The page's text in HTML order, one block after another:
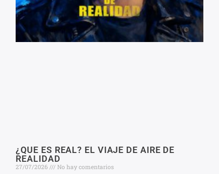
¿QUE ES REAL? EL VIAJE DE AIRE DE
REALIDAD
27/07/2026 No hay comentarios